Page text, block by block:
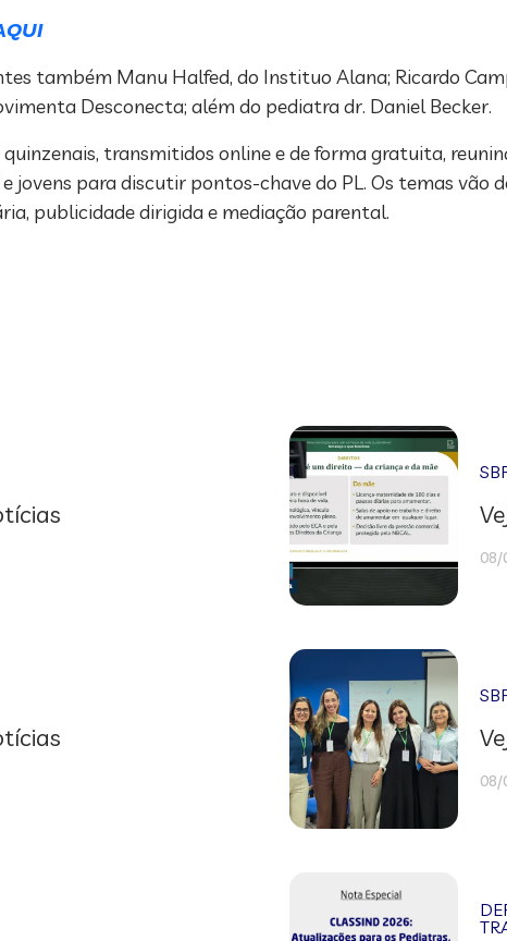
também Manu Halfed, do Instituo Alana; Ricardo
Desconecta; além do pediatra dr. Daniel Becker.
transmitidos online e de forma gratuita,
jovens para discutir pontos-chave do PL. Os temas
publicidade dirigida e mediação parental.
08/
08/